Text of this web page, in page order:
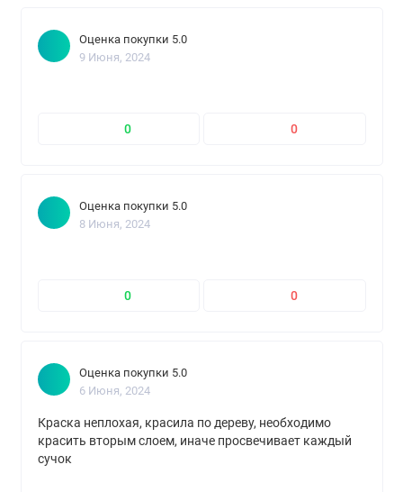
Оценка покупки 5.0
9 Июня, 2024
0 0
Оценка покупки 5.0
8 Июня, 2024
0 0
Оценка покупки 5.0
6 Июня, 2024
Краска неплохая, красила по дереву, необходимо
красить вторым слоем, иначе просвечивает каждый
сучок